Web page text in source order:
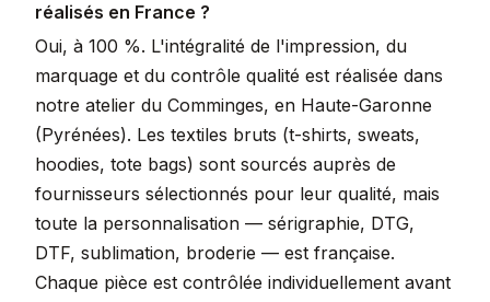
réalisés en France ?
Oui, à 100 %. L'intégralité de l'impression, du
marquage et du contrôle qualité est réalisée dans
notre atelier du Comminges, en Haute-Garonne
(Pyrénées). Les textiles bruts (t-shirts, sweats,
hoodies, tote bags) sont sourcés auprès de
fournisseurs sélectionnés pour leur qualité, mais
toute la personnalisation — sérigraphie, DTG,
DTF, sublimation, broderie — est française.
Chaque pièce est contrôlée individuellement avant